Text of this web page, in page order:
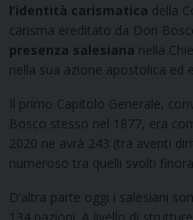
l’identità carismatica della
carisma ereditato da Don
presenza salesiana nella
nella sua azione apostolica ed
Il primo Capitolo Generale,
Bosco stesso nel 1877, era
2020 ne avrà 243 (tra aventi
numeroso tra quelli svolti finora.
D’altra parte oggi i salesiani